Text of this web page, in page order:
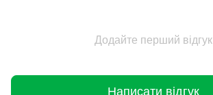
Додайте перший відгук
Написати відгук